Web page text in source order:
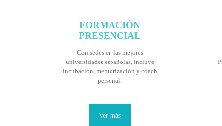
FORMACIÓN
PRESENCIAL
Con sedes en las mejores
universidades españolas, incluye
incubación, mentorización y coach
personal.
Ver más